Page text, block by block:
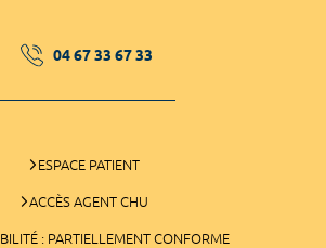
04 67 33 67 33
ESPACE PATIENT
ACCÈS AGENT CHU
: PARTIELLEMENT CONFORME